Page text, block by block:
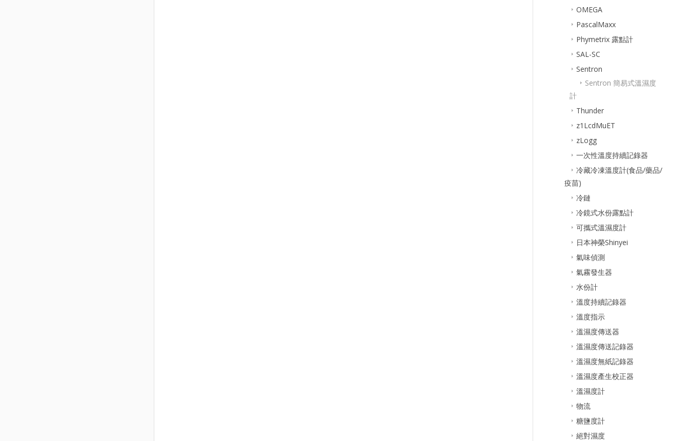
OMEGA
PascalMaxx
Phymetrix 露點計
SAL-SC
Sentron
Sentron 簡易式溫濕度
計
Thunder
z1LcdMuET
zLogg
一次性溫度持續記錄器
冷藏冷凍溫度計(食品/藥品/
疫苗)
冷鏈
冷鏡式水份露點計
可攜式溫濕度計
日本神榮Shinyei
氣味偵測
氣霧發生器
水份計
溫度持續記錄器
溫度指示
溫濕度傳送器
溫濕度傳送記錄器
溫濕度無紙記錄器
溫濕度產生校正器
溫濕度計
物流
糖鹽度計
絕對濕度